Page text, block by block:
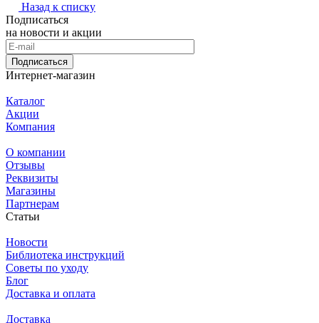
Назад к списку
Подписаться
на новости и акции
Подписаться
Интернет-магазин
Каталог
Акции
Компания
О компании
Отзывы
Реквизиты
Магазины
Партнерам
Статьи
Новости
Библиотека инструкций
Советы по уходу
Блог
Доставка и оплата
Доставка